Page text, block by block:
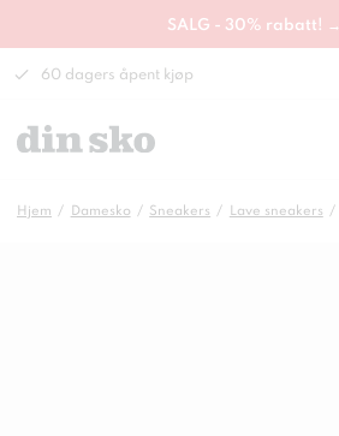
SALG - 30% rabatt! →
60 dagers åpent kjøp
Hjem Damesko Sneakers Lave sneakers